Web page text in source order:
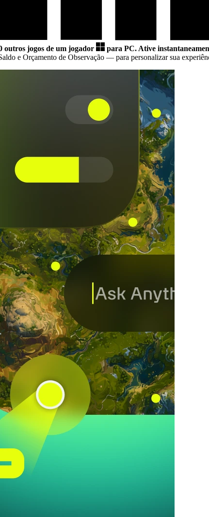
outros jogos de um jogador para PC. Ative
e Orçamento de Observação — para personalizar sua